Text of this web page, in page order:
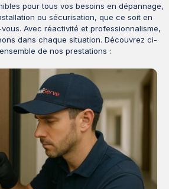
pour tous vos besoins en dépannage,
ou sécurisation, que ce soit en
Avec réactivité et professionnalisme,
dans chaque situation. Découvrez ci-
de nos prestations :